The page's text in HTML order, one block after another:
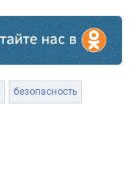
безопасность